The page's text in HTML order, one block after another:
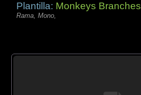
Plantilla: Monkeys Branches
Rama, Mono,